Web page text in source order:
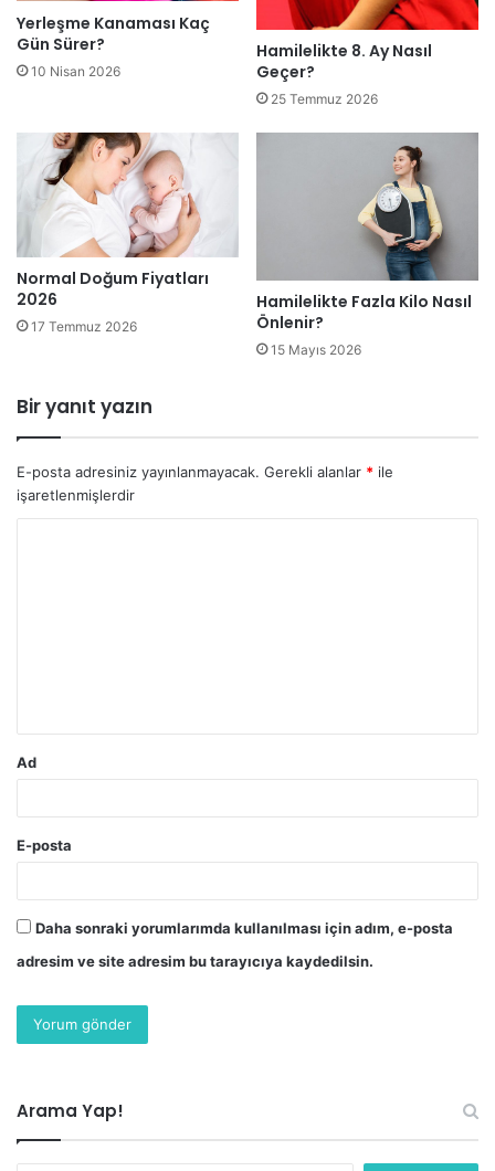
Yerleşme Kanaması Kaç
Gün Sürer?
10 Nisan 2026
Hamilelikte 8. Ay Nasıl
Geçer?
25 Temmuz 2026
Normal Doğum Fiyatları
2026
17 Temmuz 2026
Hamilelikte Fazla Kilo Nasıl
Önlenir?
15 Mayıs 2026
Bir yanıt yazın
E-posta adresiniz yayınlanmayacak. Gerekli alanlar * ile
işaretlenmişlerdir
Ad
E-posta
Daha sonraki yorumlarımda kullanılması için adım, e-posta
adresim ve site adresim bu tarayıcıya kaydedilsin.
Arama Yap!